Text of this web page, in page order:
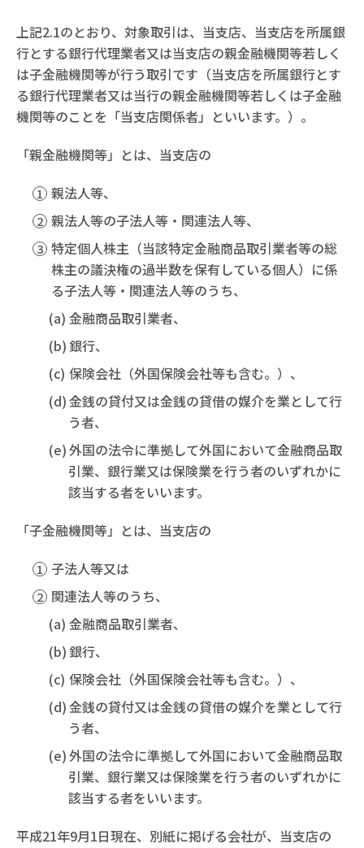
上記2.1のとおり、対象取引は、当支店、当支店を所属銀
行とする銀行代理業者又は当支店の親金融機関等若しく
は子金融機関等が行う取引です（当支店を所属銀行とす
る銀行代理業者又は当行の親金融機関等若しくは子金融
機関等のことを「当支店関係者」といいます。）。
「親金融機関等」とは、当支店の
親法人等、
親法人等の子法人等・関連法人等、
特定個人株主（当該特定金融商品取引業者等の総
株主の議決権の過半数を保有している個人）に係
る子法人等・関連法人等のうち、
金融商品取引業者、
銀行、
保険会社（外国保険会社等も含む。）、
金銭の貸付又は金銭の貸借の媒介を業として行
う者、
外国の法令に準拠して外国において金融商品取
引業、銀行業又は保険業を行う者のいずれかに
該当する者をいいます。
「子金融機関等」とは、当支店の
子法人等又は
関連法人等のうち、
金融商品取引業者、
銀行、
保険会社（外国保険会社等も含む。）、
金銭の貸付又は金銭の貸借の媒介を業として行
う者、
外国の法令に準拠して外国において金融商品取
引業、銀行業又は保険業を行う者のいずれかに
該当する者をいいます。
平成21年9月1日現在、別紙に掲げる会社が、当支店の